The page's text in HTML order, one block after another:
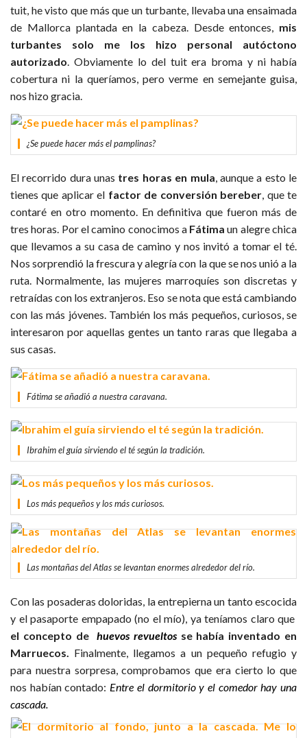
tuit, he visto que más que un turbante, llevaba una ensaimada
de Mallorca plantada en la cabeza. Desde entonces, mis
turbantes solo me los hizo personal autóctono
autorizado. Obviamente lo del tuit era broma y ni había
cobertura ni la queríamos, pero verme en semejante guisa,
nos hizo gracia.
¿Se puede hacer más el pamplinas?
El recorrido dura unas tres horas en mula, aunque a esto le
tienes que aplicar el factor de conversión bereber, que te
contaré en otro momento. En definitiva que fueron más de
tres horas. Por el camino conocimos a Fátima un alegre chica
que llevamos a su casa de camino y nos invitó a tomar el té.
Nos sorprendió la frescura y alegría con la que se nos unió a la
ruta. Normalmente, las mujeres marroquíes son discretas y
retraídas con los extranjeros. Eso se nota que está cambiando
con las más jóvenes. También los más pequeños, curiosos, se
interesaron por aquellas gentes un tanto raras que llegaba a
sus casas.
Fátima se añadió a nuestra caravana.
Ibrahim el guía sirviendo el té según la tradición.
Los más pequeños y los más curiosos.
Las montañas del Atlas se levantan enormes alrededor del río.
Con las posaderas doloridas, la entrepierna un tanto escocida
y el pasaporte empapado (no el mío), ya teníamos claro que
el concepto dehuevos revueltosse había inventado en
Marruecos. Finalmente, llegamos a un pequeño refugio y
para nuestra sorpresa, comprobamos que era cierto lo que
nos habían contado: Entre el dormitorio y el comedor hay una
cascada.